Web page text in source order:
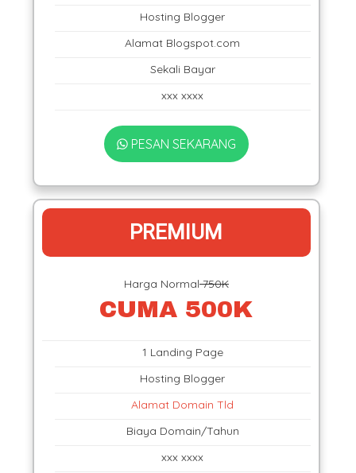
Hosting Blogger
Alamat Blogspot.com
Sekali Bayar
xxx xxxx
PESAN SEKARANG
PREMIUM
Harga Normal750K
CUMA 500K
1 Landing Page
Hosting Blogger
Alamat Domain Tld
Biaya Domain/Tahun
xxx xxxx